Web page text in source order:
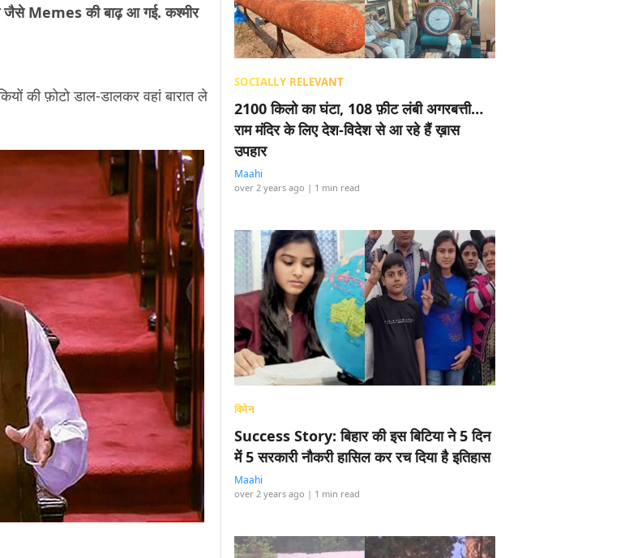
जैसे Memes की बाढ़ आ गई. कश्मीर
की फ़ोटो डाल-डालकर वहां बारात ले
SOCIALLY RELEVANT
2100 किलो का घंटा, 108 फ़ीट लंबी अगरबत्ती…
राम मंदिर के लिए देश-विदेश से आ रहे हैं ख़ास
उपहार
Maahi
over 2 years ago | 1 min read
विमेन
Success Story: बिहार की इस बिटिया ने 5 दिन
में 5 सरकारी नौकरी हासिल कर रच दिया है इतिहास
Maahi
over 2 years ago | 1 min read